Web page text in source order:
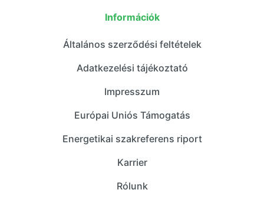
Információk
Általános szerződési feltételek
Adatkezelési tájékoztató
Impresszum
Európai Uniós Támogatás
Energetikai szakreferens riport
Karrier
Rólunk